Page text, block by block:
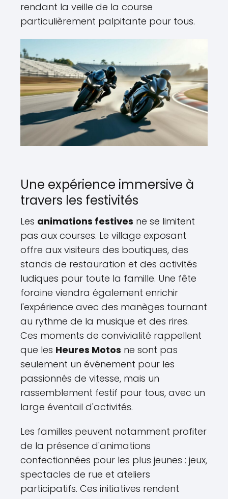
rendant la veille de la course
particulièrement palpitante pour tous.
Une expérience immersive à
travers les festivités
Les animations festives ne se limitent
pas aux courses. Le village exposant
offre aux visiteurs des boutiques, des
stands de restauration et des activités
ludiques pour toute la famille. Une fête
foraine viendra également enrichir
l'expérience avec des manèges tournant
au rythme de la musique et des rires.
Ces moments de convivialité rappellent
que les Heures Motos ne sont pas
seulement un événement pour les
passionnés de vitesse, mais un
rassemblement festif pour tous, avec un
large éventail d'activités.
Les familles peuvent notamment profiter
de la présence d'animations
confectionnées pour les plus jeunes : jeux,
spectacles de rue et ateliers
participatifs. Ces initiatives rendent